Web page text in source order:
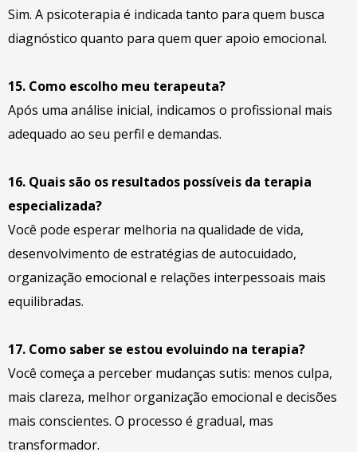
Sim. A psicoterapia é indicada tanto para quem busca
diagnóstico quanto para quem quer apoio emocional.
15. Como escolho meu terapeuta?
Após uma análise inicial, indicamos o profissional mais
adequado ao seu perfil e demandas.
16. Quais são os resultados possíveis da terapia
especializada?
Você pode esperar melhoria na qualidade de vida,
desenvolvimento de estratégias de autocuidado,
organização emocional e relações interpessoais mais
equilibradas.
17. Como saber se estou evoluindo na terapia?
Você começa a perceber mudanças sutis: menos culpa,
mais clareza, melhor organização emocional e decisões
mais conscientes. O processo é gradual, mas
transformador.